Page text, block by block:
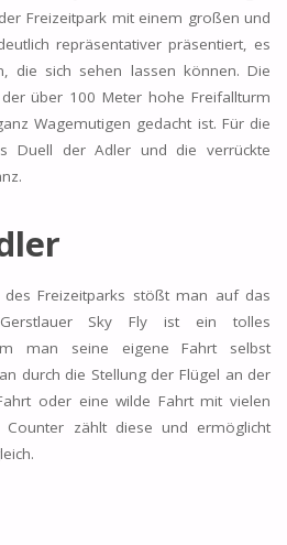
Freizeitpark mit einem großen und
repräsentativer präsentiert, es
die sich sehen lassen können. Die
über 100 Meter hohe Freifallturm
Wagemutigen gedacht ist. Für die
Duell der Adler und die verrückte
Freizeitparks stößt man auf das
Sky Fly ist ein tolles
man seine eigene Fahrt selbst
durch die Stellung der Flügel an der
oder eine wilde Fahrt mit vielen
Counter zählt diese und ermöglicht